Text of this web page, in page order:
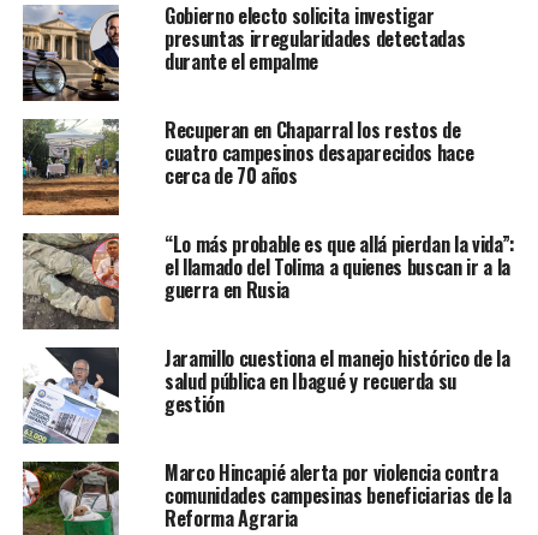
Gobierno electo solicita investigar
presuntas irregularidades detectadas
durante el empalme
Recuperan en Chaparral los restos de
cuatro campesinos desaparecidos hace
cerca de 70 años
“Lo más probable es que allá pierdan la vida”:
el llamado del Tolima a quienes buscan ir a la
guerra en Rusia
Jaramillo cuestiona el manejo histórico de la
salud pública en Ibagué y recuerda su
gestión
Marco Hincapié alerta por violencia contra
comunidades campesinas beneficiarias de la
Reforma Agraria